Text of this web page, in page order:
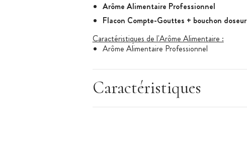
Arôme Alimentaire Professionnel
Flacon Compte-Gouttes + bouchon doseur
Caractéristiques de l'Arôme Alimentaire :
Arôme Alimentaire Professionnel
Arôme Hydrosoluble
Conditionnement : 1 L
Caractéristiques